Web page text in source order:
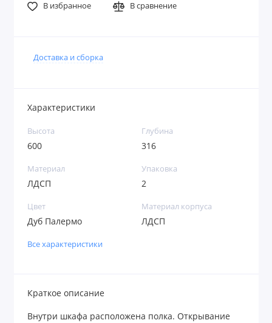
В избранное В сравнение
Доставка и сборка
Характеристики
Высота
600
Глубина
316
Материал
ЛДСП
Упаковка
2
Цвет
Дуб Палермо
Материал корпуса
ЛДСП
Все характеристики
Краткое описание
Внутри шкафа расположена полка. Открывание